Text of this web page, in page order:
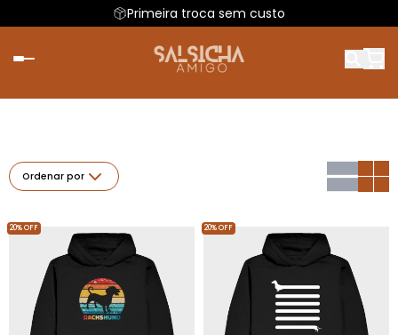
Primeira troca sem custo
Ordenar por
20% OFF 20% OFF